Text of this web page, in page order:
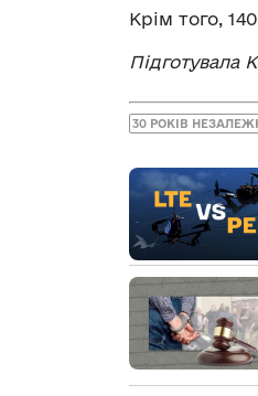
Крім того,
Підготувала
30 РОКІВ